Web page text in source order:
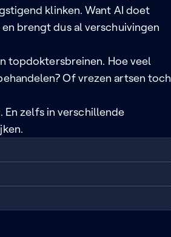
klinken. Want AI doet
brengt dus al verschuivingen
topdoktersbreinen. Hoe veel
Of vrezen artsen toch
En zelfs in verschillende